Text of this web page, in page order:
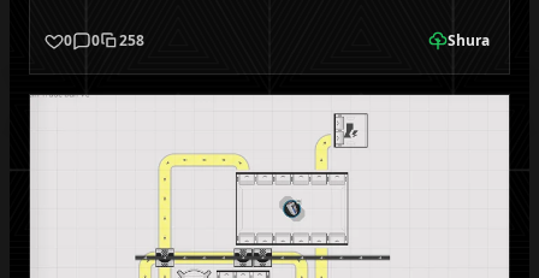
0 0 258 Shura